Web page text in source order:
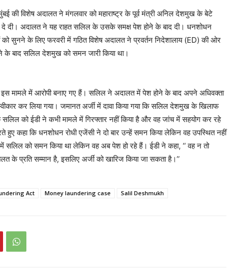
विशेष अदालत ने मंगलवार को महाराष्ट्र के पूर्व मंत्री अनिल देशमुख के बेटे
अदालत ने यह राहत सलिल के उसके समक्ष पेश होने के बाद दी। धनशोधन
सुनने के लिए फरवरी में गठित विशेष अदालत ने प्रवर्तन निदेशालाय (ED) की ओर
बाद सलिल देशमुख को समन जारी किया था।
में आरोपी बनाए गए हैं। सलिल ने अदालत में पेश होने के बाद अपने अधिवक्ता
कर लिया गया। जमानत अर्जी में दावा किया गया कि सलिल देशमुख के खिलाफ
सलिल को ईडी ने कभी मामले में गिरफ्तार नहीं किया है और वह जांच में सहयोग कर रहे
हुए कहा कि धनशोधन रोधी एजेंसी ने दो बार उन्हें समन किया लेकिन वह उपस्थित नहीं
को समन किया था लेकिन वह अब पेश हो रहे हैं। ईडी ने कहा, ‘‘ वह न तो
प्रति सम्मान है, इसलिए अर्जी को खारिज किया जा सकता है।’’
Act Money laundering case Salil Deshmukh